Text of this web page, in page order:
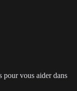
pour vous aider dans